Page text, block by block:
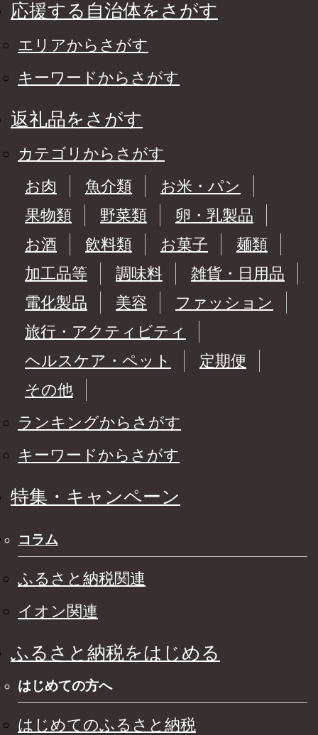
応援する自治体をさがす
エリアからさがす
キーワードからさがす
返礼品をさがす
カテゴリからさがす
お肉
魚介類
お米・パン
果物類
野菜類
卵・乳製品
お酒
飲料類 お菓子
麺類
加工品等
調味料
雑貨・日用品
電化製品
美容
ファッション
旅行・アクティビティ
ヘルスケア・ペット
定期便
その他
ランキングからさがす
キーワードからさがす
特集・キャンペーン
コラム
ふるさと納税関連
イオン関連
ふるさと納税をはじめる
はじめての方へ
はじめてのふるさと納税